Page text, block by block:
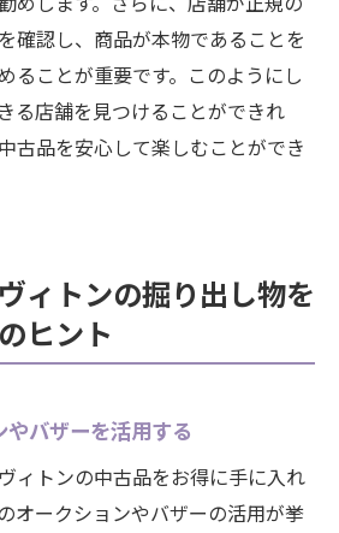
確認し、商品が本物であることを
ることが重要です。このようにし
る店舗を見つけることができれ
古品を安心して楽しむことができ
ィトンの掘り出し物を
ヒント
バザーを活用する
ィトンの中古品をお得に手に入れ
オークションやバザーの活用が挙